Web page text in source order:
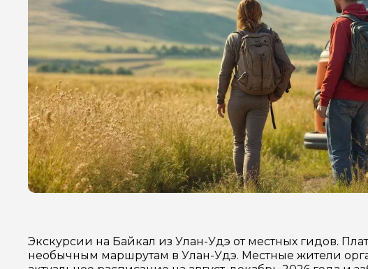
Экскурсии на Байкал из Улан-Удэ от местных гидов.
необычным маршрутам в Улан-Удэ. Местные жители